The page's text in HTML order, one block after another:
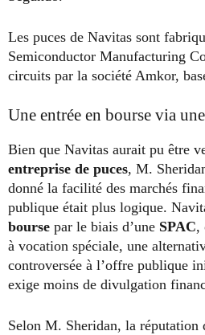
Les puces de Navitas sont
Semiconductor Manufacturing
circuits par la société Amkor,
Une entrée en bourse via
Bien que Navitas aurait pu être
entreprise de puces, M.
donné la facilité des marchés
publique était plus logique.
bourse par le biais d’une SPAC,
à vocation spéciale, une
controversée à l’offre publique
exige moins de divulgation
Selon M. Sheridan, la réputation